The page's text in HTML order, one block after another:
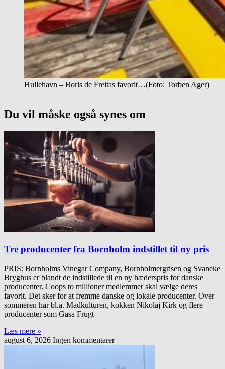
Hullehavn – Boris de Freitas favorit…(Foto: Torben Ager)
Du vil måske også synes om
Tre producenter fra Bornholm indstillet til ny pris
PRIS: Bornholms Vinegar Company, Bornholmergrisen og Svaneke
Bryghus er blandt de indstillede til en ny hæderspris for danske
producenter. Coops to millioner medlemmer skal vælge deres
favorit. Det sker for at fremme danske og lokale producenter. Over
sommeren har bl.a. Madkulturen, kokken Nikolaj Kirk og flere
producenter som Gasa Frugt
Læs mere »
august 6, 2026 Ingen kommentarer